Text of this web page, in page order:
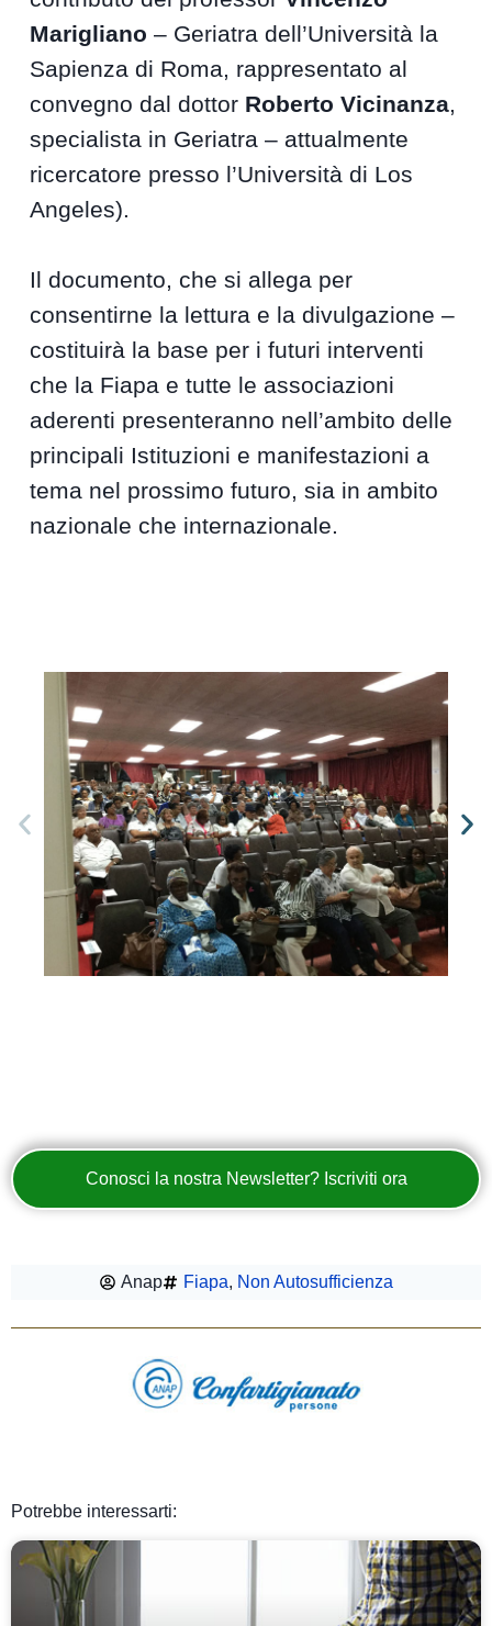
Marigliano – Geriatra dell’Università la
Sapienza di Roma, rappresentato al
convegno dal dottor Roberto Vicinanza,
specialista in Geriatra – attualmente
ricercatore presso l’Università di Los
Angeles).
Il documento, che si allega per
consentirne la lettura e la divulgazione –
costituirà la base per i futuri interventi
che la Fiapa e tutte le associazioni
aderenti presenteranno nell’ambito delle
principali Istituzioni e manifestazioni a
tema nel prossimo futuro, sia in ambito
nazionale che internazionale.
Conosci la nostra Newsletter? Iscriviti ora
Anap Fiapa, Non Autosufficienza
Potrebbe interessarti: